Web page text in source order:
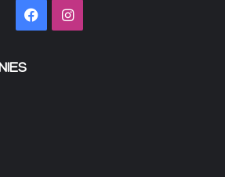
FacebookInstagram